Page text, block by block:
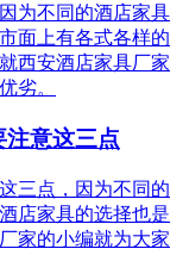
为不同的酒店家具
面上有各式各样的
西安酒店家具厂家
劣。
意这三点
三点，因为不同的
店家具的选择也是
家的小编就为大家